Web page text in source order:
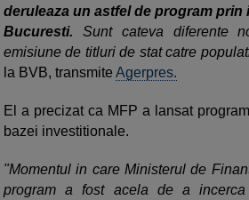
deruleaza un astfel de program
Bucuresti. Sunt cateva diferente
emisiune de titluri de stat catre
la BVB, transmite Agerpres.
El a precizat ca MFP a lansat
bazei investitionale.
"Momentul in care Ministerul de
program a fost acela de a